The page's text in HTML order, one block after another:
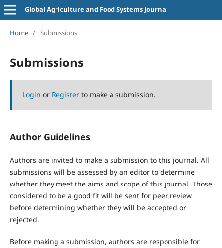
Global Agriculture and Food Systems Journal
Home / Submissions
Submissions
Login or Registerto make a submission.
Author Guidelines
Authors are invited to make a submission to this journal. All
submissions will be assessed by an editor to determine
whether they meet the aims and scope of this journal. Those
considered to be a good fit will be sent for peer review
before determining whether they will be accepted or
rejected.
Before making a submission, authors are responsible for